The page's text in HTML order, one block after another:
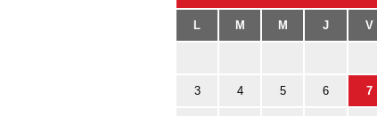
L M M J V
3 4 5 6 7